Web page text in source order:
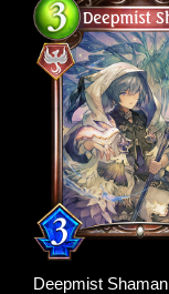
Deepmist Shaman